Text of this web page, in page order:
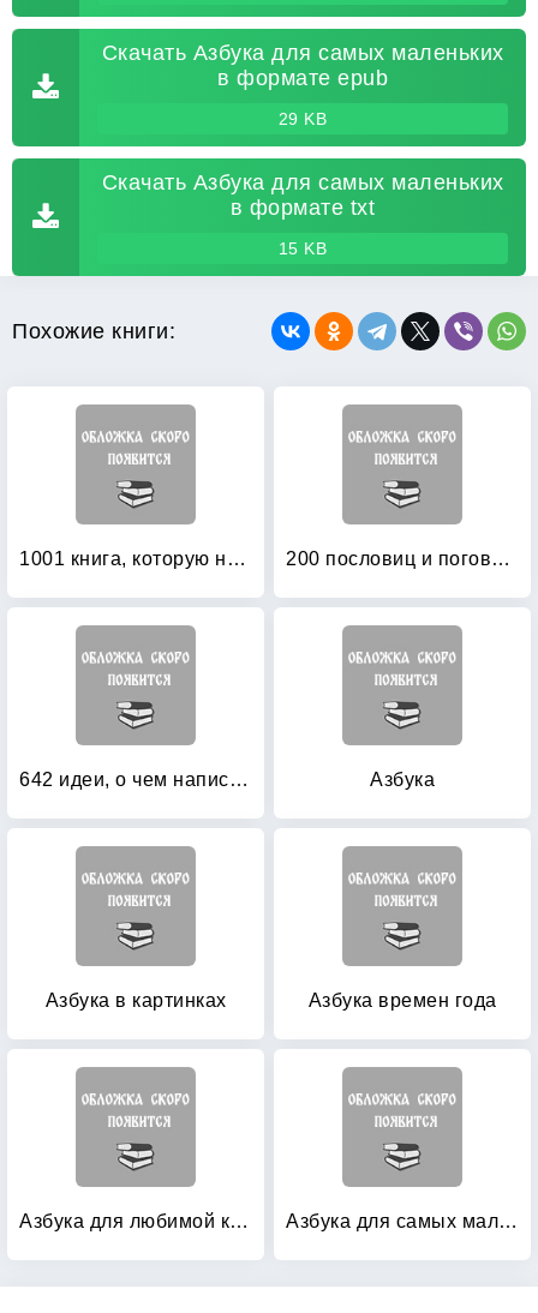
Скачать Азбука для самых маленьких
в формате epub
29 KB
Скачать Азбука для самых маленьких
в формате txt
15 KB
Похожие книги:
1001 книга, которую нужно прочитать вашему ребенку, пока он не вырос 200 пословиц и поговорок в картинках
642 идеи, о чем написать: Тетрадь начинающего писателя Азбука
Азбука в картинках Азбука времен года
Азбука для любимой куклы: + кукла Азбука для самых маленьких: Учим буквы и играем